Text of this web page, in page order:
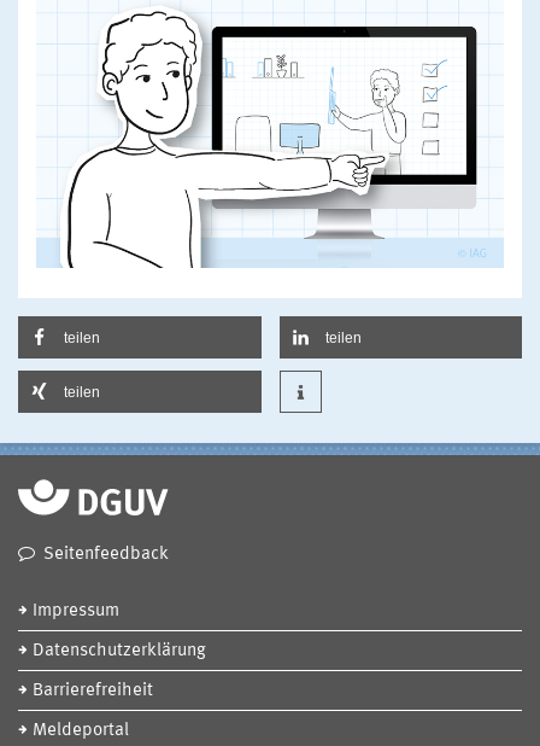
teilen teilen
teilen
Seitenfeedback
Impressum
Datenschutzerklärung
Barrierefreiheit
Meldeportal